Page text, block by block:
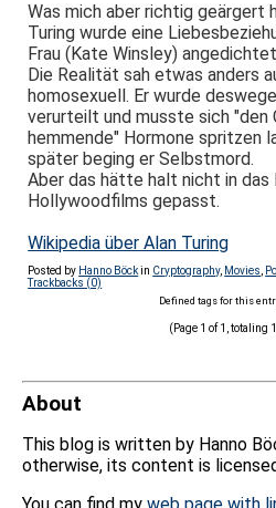
Was mich aber richtig geärgert
Turing wurde eine
Frau (Kate Winsley)
Die Realität sah etwas anders
homosexuell. Er wurde
verurteilt und musste sich "den
hemmende" Hormone spritzen
später beging er Selbstmord.
Aber das hätte halt nicht in das
Hollywoodfilms gepasst.
Wikipedia über Alan Turing
Posted by Hanno Böckin Cryptography, Movies
Trackbacks (0)
Defined tags for this
(Page 1 of 1, totaling
About
This blog is written by Hanno
otherwise, its content is